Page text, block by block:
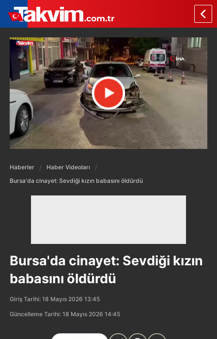
Haberler
Haber Videoları
Bursa'da cinayet: Sevdiği kızın babasını öldürdü
Bursa'da cinayet: Sevdiği kızın
babasını öldürdü
Giriş Tarihi: 18 Mayıs 2026 13:45
Güncelleme Tarihi: 18 Mayıs 2026 14:45